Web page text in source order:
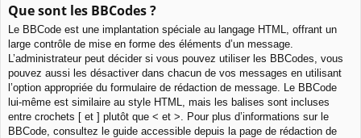
Que sont les BBCodes ?
Le BBCode est une implantation spéciale au langage HTML, offrant un
large contrôle de mise en forme des éléments d’un message.
L’administrateur peut décider si vous pouvez utiliser les BBCodes, vous
pouvez aussi les désactiver dans chacun de vos messages en utilisant
l’option appropriée du formulaire de rédaction de message. Le BBCode
lui-même est similaire au style HTML, mais les balises sont incluses
entre crochets [ et ] plutôt que < et >. Pour plus d’informations sur le
BBCode, consultez le guide accessible depuis la page de rédaction de